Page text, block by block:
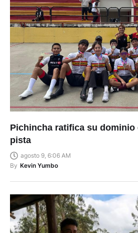
Pichincha ratifica su dominio
pista
agosto 9, 6:06 AM
By Kevin Yumbo